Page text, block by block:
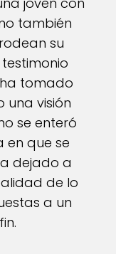
también
su
tomado
una visión
se enteró
en que se
dejado a
de lo
a un